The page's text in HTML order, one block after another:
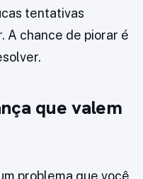
tentativas
A chance de piorar é
que valem
problema que você